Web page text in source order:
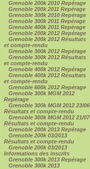
Grenoble 200k 2010 Repérage
Grenoble 200k 2011 Repérage
Grenoble 300k 2010 Repérage
Grenoble 300k 2011 Repérage
Grenoble 400k 2011 Repérage
Grenoble 200k 2012 Repérage
Grenoble 200k 2012 Résultats
et compte-rendu
Grenoble 300k 2012 Repérage
Grenoble 300k 2012 Résultats
et compte-rendu
Grenoble 400k 2012 Repérage
Grenoble 400k 2012 Résultats
et compte-rendu
Grenoble 600k 2012 Repérage
Grenoble 300k MGM 2012
Repérage
Grenoble 300k MGM 2012 23/06
Résultats et compte-rendu
Grenoble 300k MGM 2012 21/07
Résultats et compte-rendu
Grenoble 200k 2013 Repérage
Grenoble 200k 03/2013
Résultats et compte-rendu
Grenoble 200k 03/2013
Informations des inscrits
Grenoble 300k 2013 Repérage
Grenoble 300k 2013